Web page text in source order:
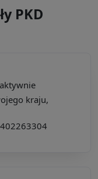
PKD
kraju,
263304